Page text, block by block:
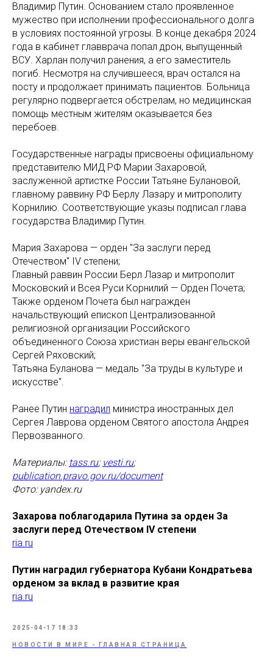
Владимир Путин. Основанием стало проявленное
мужество при исполнении профессионального долга
в условиях постоянной угрозы. В конце декабря 2024
года в кабинет главврача попал дрон, выпущенный
ВСУ. Харлан получил ранения, а его заместитель
погиб. Несмотря на случившееся, врач остался на
посту и продолжает принимать пациентов. Больница
регулярно подвергается обстрелам, но медицинская
помощь местным жителям оказывается без
перебоев.
Государственные награды присвоены официальному
представителю МИД РФ Марии Захаровой,
заслуженной артистке России Татьяне Булановой,
главному раввину РФ Берлу Лазару и митрополиту
Корнилию. Соответствующие указы подписал глава
государства Владимир Путин.
Мария Захарова — орден "За заслуги перед
Отечеством" IV степени;
Главный раввин России Берл Лазар и митрополит
Московский и Всея Руси Корнилий — Орден Почета;
Также орденом Почета был награжден
начальствующий епископ Централизованной
религиозной организации Российского
объединенного Союза христиан веры евангельской
Сергей Ряховский;
Татьяна Буланова — медаль "За труды в культуре и
искусстве".
Ранее Путин наградил министра иностранных дел
Сергея Лаврова орденом Святого апостола Андрея
Первозванного.
Материалы: tass.ru; vesti.ru;
publication.pravo.gov.ru/document
Фото: yandex.ru
Захарова поблагодарила Путина за орден За
заслуги перед Отечеством IV степени
ria.ru
Путин наградил губернатора Кубани Кондратьева
орденом за вклад в развитие края
ria.ru
2025-04-17 18:33
НОВОСТИ В МИРЕ - ГЛАВНАЯ СТРАНИЦА